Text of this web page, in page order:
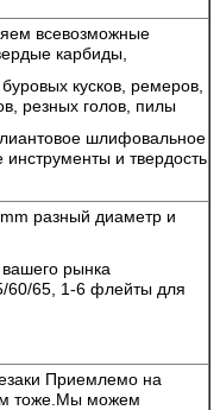
всевозможные
карбиды,
кусков, ремеров,
резных голов, пилы
шлифовальное
и твердость
разный диаметр и
рынка
60/65, 1-6 флейты для
Приемлемо на
тоже.Мы можем